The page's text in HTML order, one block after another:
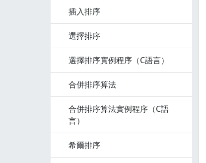
插入排序
選擇排序
選擇排序實例程序（C語言）
合併排序算法
合併排序算法實例程序（C語
言）
希爾排序